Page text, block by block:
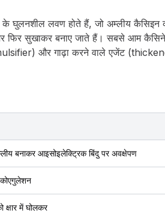
घुलनशील लवण होते हैं, जो अम्लीय कैसिइन को
फिर सुखाकर बनाए जाते हैं। सबसे आम
और गाढ़ा करने वाले एजेंट
बनाकर आइसोइलेक्ट्रिक बिंदु पर अवक्षेपण
कोएगुलेशन
क्षार में घोलकर